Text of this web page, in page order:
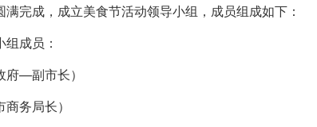
完成，成立美食节活动领导小组，成员组成如下：
组成员：
—副市长）
务局长）